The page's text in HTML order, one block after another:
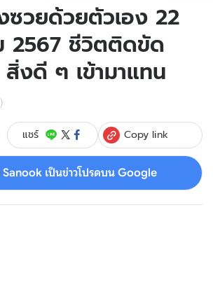
วยด้วยตัวเอง 22
2567 ชีวิตติดขัด
งดี ๆ เข้ามาแทน
แชร์ Copy link
Sanook เป็นข่าวโปรดบน Google